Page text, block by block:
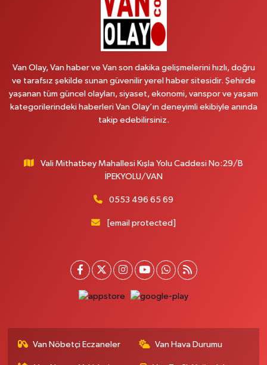
Van Olay, Van haber ve Van son dakika gelişmelerini hızlı, doğru
ve tarafsız şekilde sunan güvenilir yerel haber sitesidir. Şehirde
yaşanan tüm güncel olayları, siyaset, ekonomi, vanspor ve yaşam
kategorilerindeki haberleri Van Olay’ın deneyimli ekibiyle anında
takip edebilirsiniz.
Vali Mithatbey Mahallesi Kışla Yolu Caddesi No:29/B
İPEKYOLU/VAN
0553 496 65 69
[email protected]
Van Nöbetçi Eczaneler Van Hava Durumu